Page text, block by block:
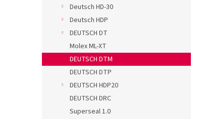
Deutsch HD-30
Deutsch HDP
DEUTSCH DT
Molex ML-XT
DEUTSCH DTM
DEUTSCH DTP
DEUTSCH HDP20
DEUTSCH DRC
Superseal 1.0